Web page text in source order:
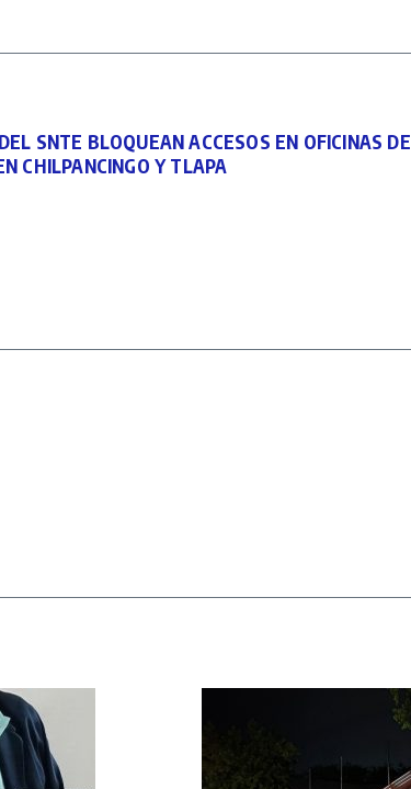
SNTE BLOQUEAN ACCESOS EN OFICINAS DE
CHILPANCINGO Y TLAPA